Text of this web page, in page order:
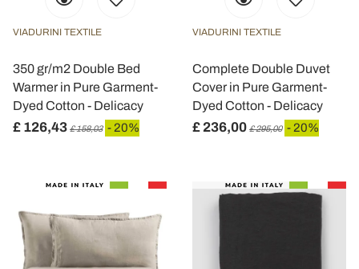
VIADURINI TEXTILE
350 gr/m2 Double Bed
Warmer in Pure Garment-
Dyed Cotton - Delicacy
£ 126,43 £ 158,03 - 20%
VIADURINI TEXTILE
Complete Double Duvet
Cover in Pure Garment-
Dyed Cotton - Delicacy
£ 236,00 £ 295,00 - 20%